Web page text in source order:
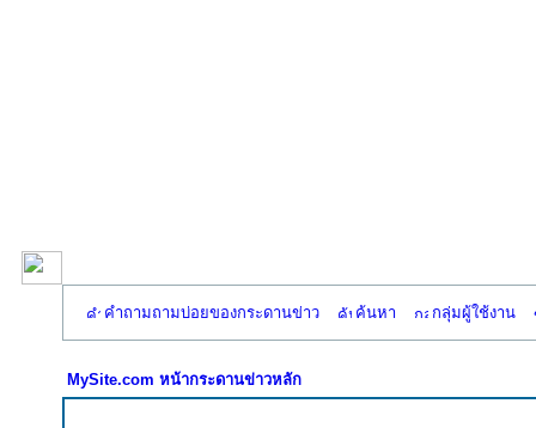
คำถามถามบ่อยของกระดานข่าว ค้นหา กลุ่มผู้ใช้งาน
MySite.com หน้ากระดานข่าวหลัก